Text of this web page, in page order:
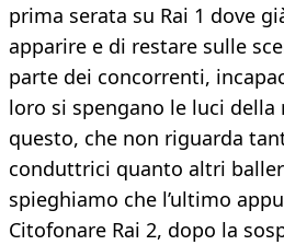
prima serata su Rai 1 dove
apparire e di restare sulle
parte dei concorrenti,
loro si spengano le luci della
questo, che non riguarda
conduttrici quanto altri
spieghiamo che l’ultimo
Citofonare Rai 2, dopo la